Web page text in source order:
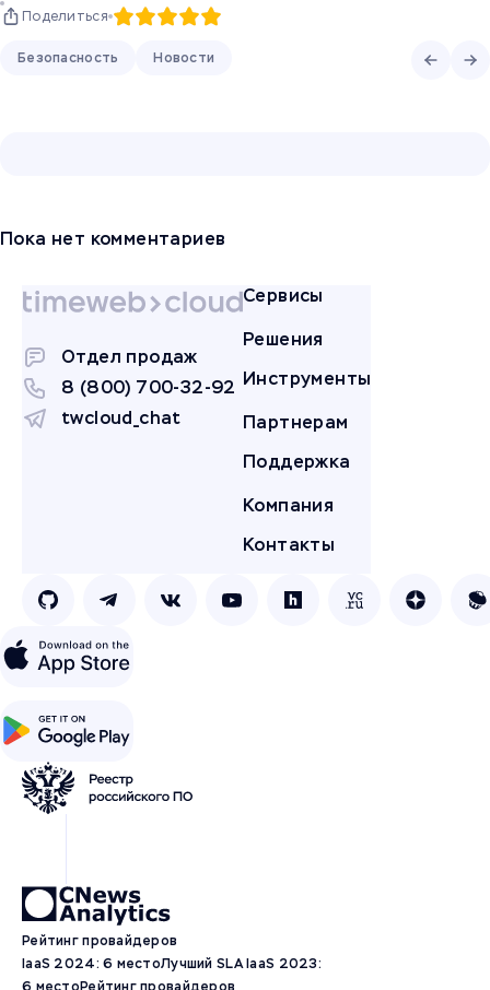
Поделиться
Безопасность Новости
Пока нет комментариев
Отдел продаж
8 (800) 700-32-92
twcloud_chat
Сервисы
Решения
Инструменты
Партнерам
Поддержка
Компания
Контакты
Рейтинг провайдеров
IaaS 2024: 6 местоЛучший SLA IaaS 2023: